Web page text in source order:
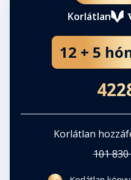
Korlátlan
12 + 5
Korlátlan
101 830